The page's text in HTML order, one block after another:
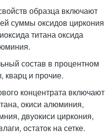
образца включают
суммы оксидов циркония
титана оксида
состав в процентном
кварц и прочие.
концентрата включают
окиси алюминия,
двуокиси циркония,
остаток на сетке.